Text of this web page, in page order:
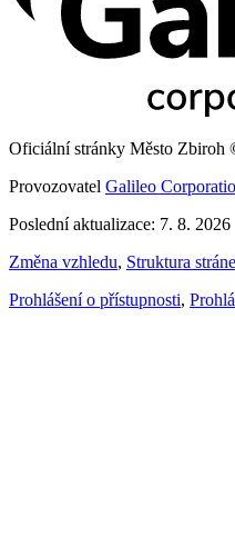
Oficiální stránky Město Zbiroh
Provozovatel Galileo
Poslední aktualizace: 7. 8. 2026
Změna vzhledu, Struktura
Prohlášení o přístupnosti,